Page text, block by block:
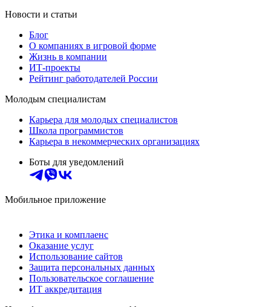
Новости и статьи
Блог
О компаниях в игровой форме
Жизнь в компании
ИТ-проекты
Рейтинг работодателей России
Молодым специалистам
Карьера для молодых специалистов
Школа программистов
Карьера в некоммерческих организациях
Боты для уведомлений
Мобильное приложение
Этика и комплаенс
Оказание услуг
Использование сайтов
Защита персональных данных
Пользовательское соглашение
ИТ аккредитация